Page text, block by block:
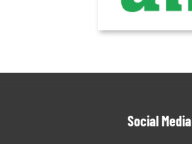
Social Media